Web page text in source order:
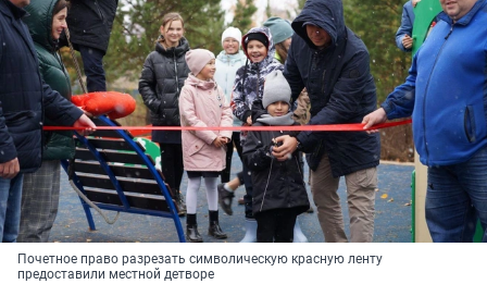
Почетное право разрезать символическую красную ленту
предоставили местной детворе